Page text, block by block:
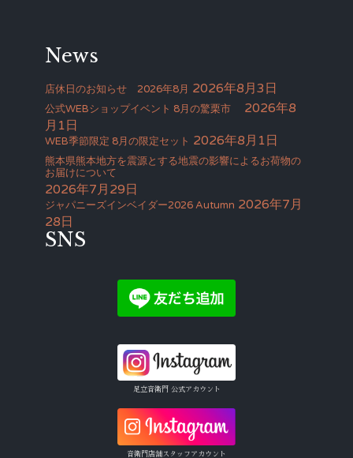
News
店休日のお知らせ 2026年8月 2026年8月3日
公式WEBショップイベント 8月の驚栗市
2026年8
月1日
WEB季節限定 8月の限定セット 2026年8月1日
熊本県熊本地方を震源とする地震の影響によるお荷物の
お届けについて
2026年7月29日
ジャパニーズインベイダー2026 Autumn 2026年7月
28日
SNS
足立音衛門 公式アカウント
音衛門店舗スタッフアカウント